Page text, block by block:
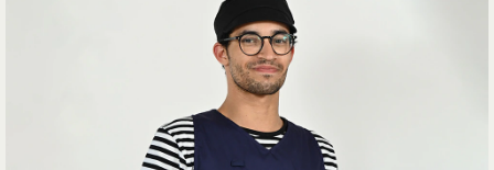
nuestra marca de